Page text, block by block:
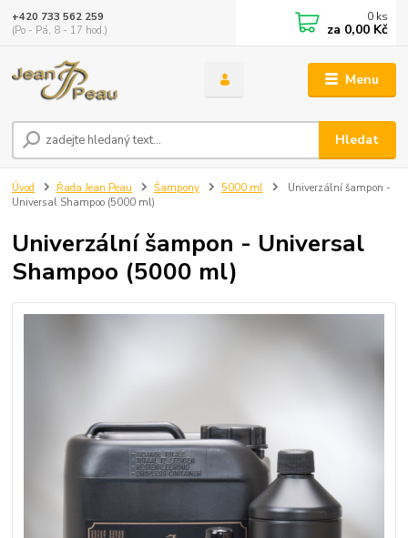
Menu
Hledat
+420 733 562 259
(Po - Pá, 8 - 17 hod.)
0 ks
za 0,00 Kč
Úvod Řada Jean Peau Šampony 5000 ml
Univerzální šampon -
Universal Shampoo (5000 ml)
Univerzální šampon - Universal
Shampoo (5000 ml)